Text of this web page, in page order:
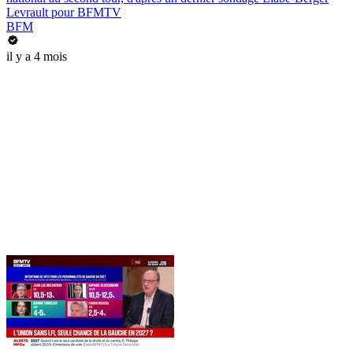
Levrault pour BFMTV
BFM
il y a 4 mois